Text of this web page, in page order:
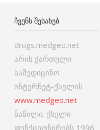
ᲩᲕᲔᲜᲡ ᲨᲔᲡᲐᲮᲔᲑ
drugs.medgeo.net
არის ქართული
სამედიცინო
ინტერნეტ-ქსელის
www.medgeo.net
ნაწილი. ქსელი
ფუნქციონირებს 1996